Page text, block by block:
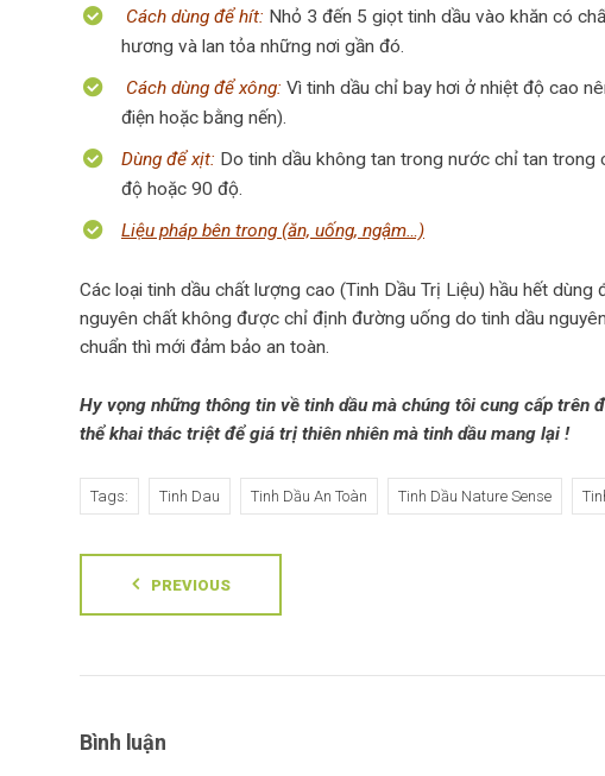
Cách dùng để hít: Nhỏ 3 đến 5 giọt tinh dầu vào khăn có
hương và lan tỏa những nơi gần đó.
Cách dùng để xông: Vì tinh dầu chỉ bay hơi ở nhiệt độ cao
điện hoặc bằng nến).
Dùng để xịt: Do tinh dầu không tan trong nước chỉ tan trong
độ hoặc 90 độ.
Liệu pháp bên trong (ăn, uống, ngậm…)
Các loại tinh dầu chất lượng cao (Tinh Dầu Trị Liệu) hầu hết
nguyên chất không được chỉ định đường uống do tinh dầu
chuẩn thì mới đảm bảo an toàn.
Hy vọng những thông tin về tinh dầu mà chúng tôi cung cấp trên
thể khai thác triệt để giá trị thiên nhiên mà tinh dầu mang lại !
Tags: Tinh Dau Tinh Dầu An Toàn Tinh Dầu Nature Sense
PREVIOUS
Bình luận